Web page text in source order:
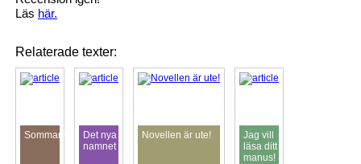
Läs här.
Relaterade texter:
Sommarfunderingar
Det nya
namnet
Novellen är ute!
Jag vill
läsa ditt
manus!